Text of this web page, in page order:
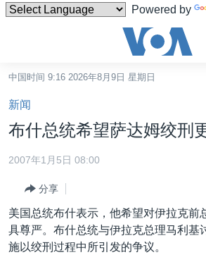
Powered by
碍
链
接
转
容
转
中国
港澳
国际
最新国际新闻
分类新闻
中国时间 9:16 2026年8月9日 星期日
新闻
布什总统希望萨达姆绞刑
2007年1月5日 08:00
分享
美国总统布什表示，他希望对伊拉克前
具尊严。布什总统与伊拉克总理马利基
施以绞刑过程中所引发的争议。